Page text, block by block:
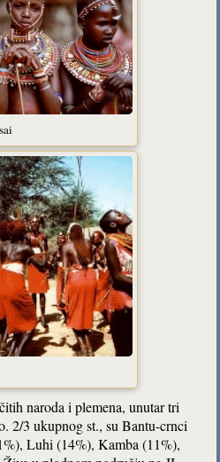
naroda i plemena, unutar tri
2/3 ukupnog st., su Bantu-crnci
Luhi (14%), Kamba (11%),